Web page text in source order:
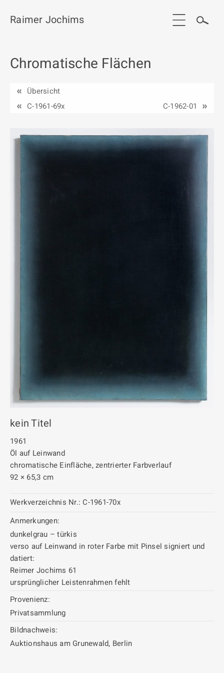
Start
Werkgruppen / Work groups
Vita
Kontakt
Raimer Jochims
Chromatische Flächen
Übersicht
C-1961-69x
C-1962-01
kein Titel
1961
Öl auf Leinwand
chromatische Einfläche, zentrierter Farbverlauf
92 × 65,3 cm
Werkverzeichnis Nr.: C-1961-70x
Anmerkungen:
dunkelgrau – türkis
verso auf Leinwand in roter Farbe mit Pinsel signiert und
datiert:
Reimer Jochims 61
ursprünglicher Leistenrahmen fehlt
Provenienz:
Privatsammlung
Bildnachweis:
Auktionshaus am Grunewald, Berlin